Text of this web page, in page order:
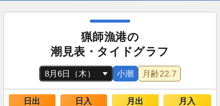
猟師漁港の
潮見表・タイドグラフ
小潮 月齢22.7
日出 日入 月出 月入